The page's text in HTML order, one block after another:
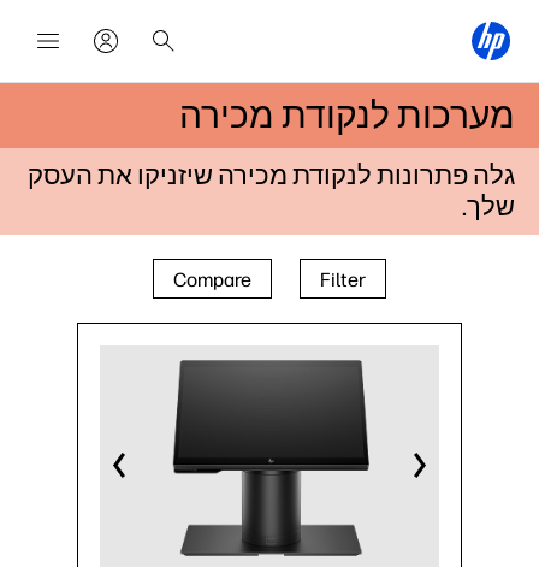
מערכות לנקודת מכירה
גלה פתרונות לנקודת מכירה שיזניקו את העסק
שלך.
Filter
Compare